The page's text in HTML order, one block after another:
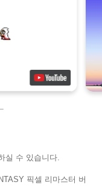
실 수 있습니다.
픽셀 리마스터 버